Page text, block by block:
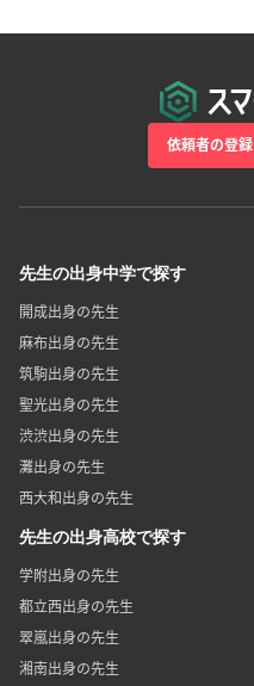
依頼者の登録
先生の出身中学で探す
開成出身の先生
麻布出身の先生
筑駒出身の先生
聖光出身の先生
渋渋出身の先生
灘出身の先生
西大和出身の先生
先生の出身高校で探す
学附出身の先生
都立西出身の先生
翠嵐出身の先生
湘南出身の先生